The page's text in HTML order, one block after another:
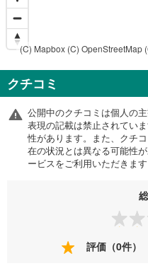
(C) Mapbox (C) OpenStreetMap
クチコミ
公開中のクチコミは個人の
表現の記載は禁止されてい
性があります。また、クチ
在の状況とは異なる可能性
ービスをご利用いただきま
評価（0件）